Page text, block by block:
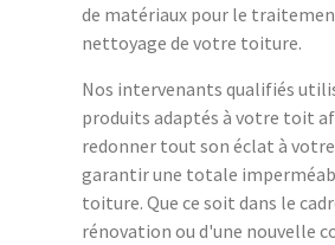
de matériaux pour le
nettoyage de votre toiture.
Nos intervenants qualifiés
produits adaptés à votre toit
redonner tout son éclat à
garantir une totale
toiture. Que ce soit dans le
rénovation ou d'une nouvelle